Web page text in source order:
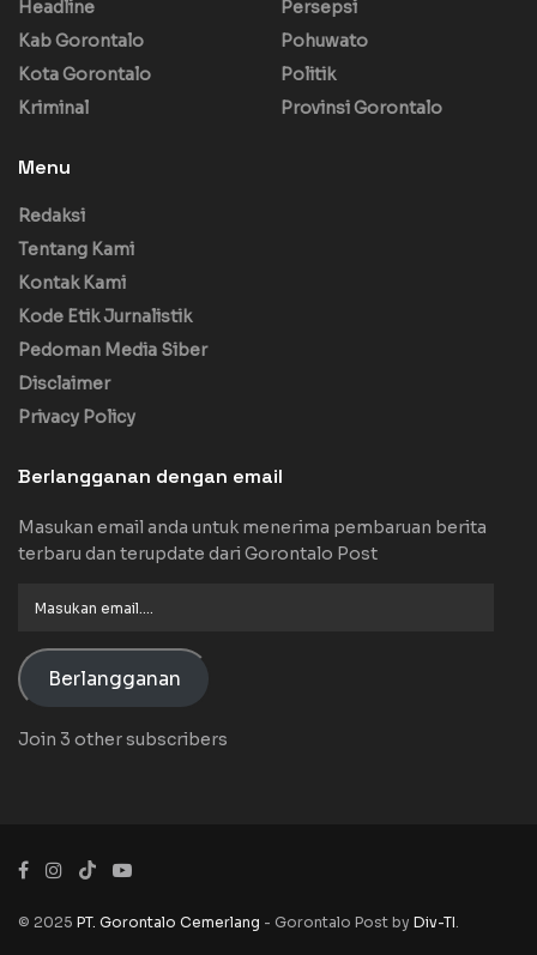
Headline
Kab Gorontalo
Kota Gorontalo
Kriminal
Persepsi
Pohuwato
Politik
Provinsi Gorontalo
Menu
Redaksi
Tentang Kami
Kontak Kami
Kode Etik Jurnalistik
Pedoman Media Siber
Disclaimer
Privacy Policy
Berlangganan dengan email
Masukan email anda untuk menerima pembaruan berita
terbaru dan terupdate dari Gorontalo Post
Berlangganan
Join 3 other subscribers
© 2025 PT. Gorontalo Cemerlang - Gorontalo Post by Div-TI.